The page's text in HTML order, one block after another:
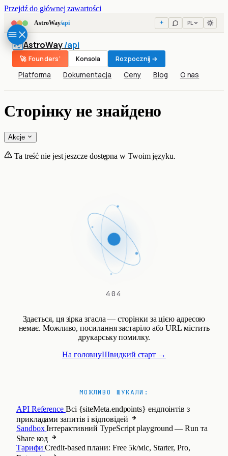
Przejdź do głównej zawartości
AstroWay/api PL
AstroWay/api
Platforma Dokumentacja Ceny Blog O nas
🚀 Founders' Konsola Rozpocznij →
Сторінку не знайдено
Akcje
Ta treść nie jest jeszcze dostępna w Twoim języku.
404
Здається, ця зірка згасла — сторінки за цією адресою
немає. Можливо, посилання застаріло або URL містить
друкарську помилку.
На головнуШвидкий старт →
МОЖЛИВО ШУКАЛИ:
API Reference Всі {siteMeta.endpoints} ендпоінтів з
прикладами запитів і відповідей
Sandbox Інтерактивний TypeScript playground — Run та
Share код
Тарифи Credit-based плани: Free 5k/міс, Starter, Pro,